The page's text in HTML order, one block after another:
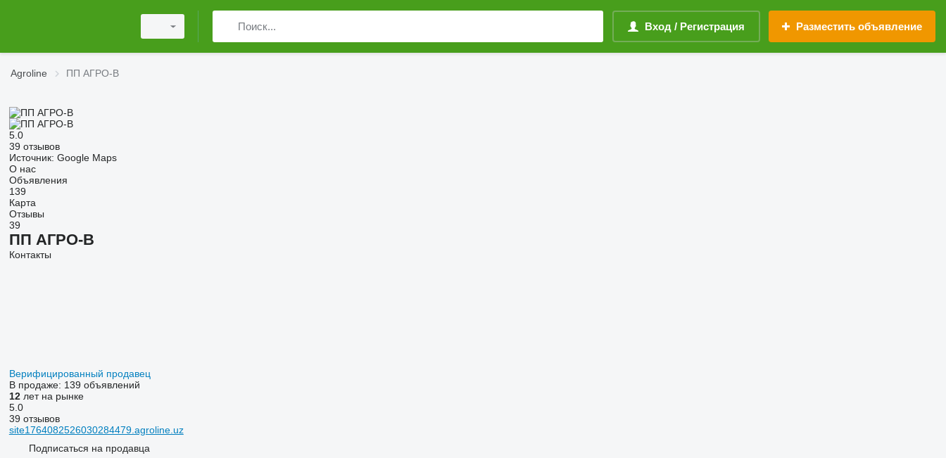
Вход / Регистрация Разместить объявление
Agroline ПП АГРО-В
5.0
39 отзывов
Источник: Google Maps
О нас
Объявления
139
Карта
Отзывы
39
ПП АГРО-В
Контакты
Верифицированный продавец
В продаже: 139 объявлений
12лет на рынке
5.0
39 отзывов
site1764082526030284479.agroline.uz
Подписаться на продавца